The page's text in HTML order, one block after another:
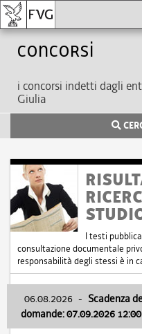
Concorsi
i concorsi indetti dagli
Giulia
I testi
consultazione documentale
responsabilità degli stessi è in
06.08.2026 - Scadenza
domande: 07.09.2026 12:00